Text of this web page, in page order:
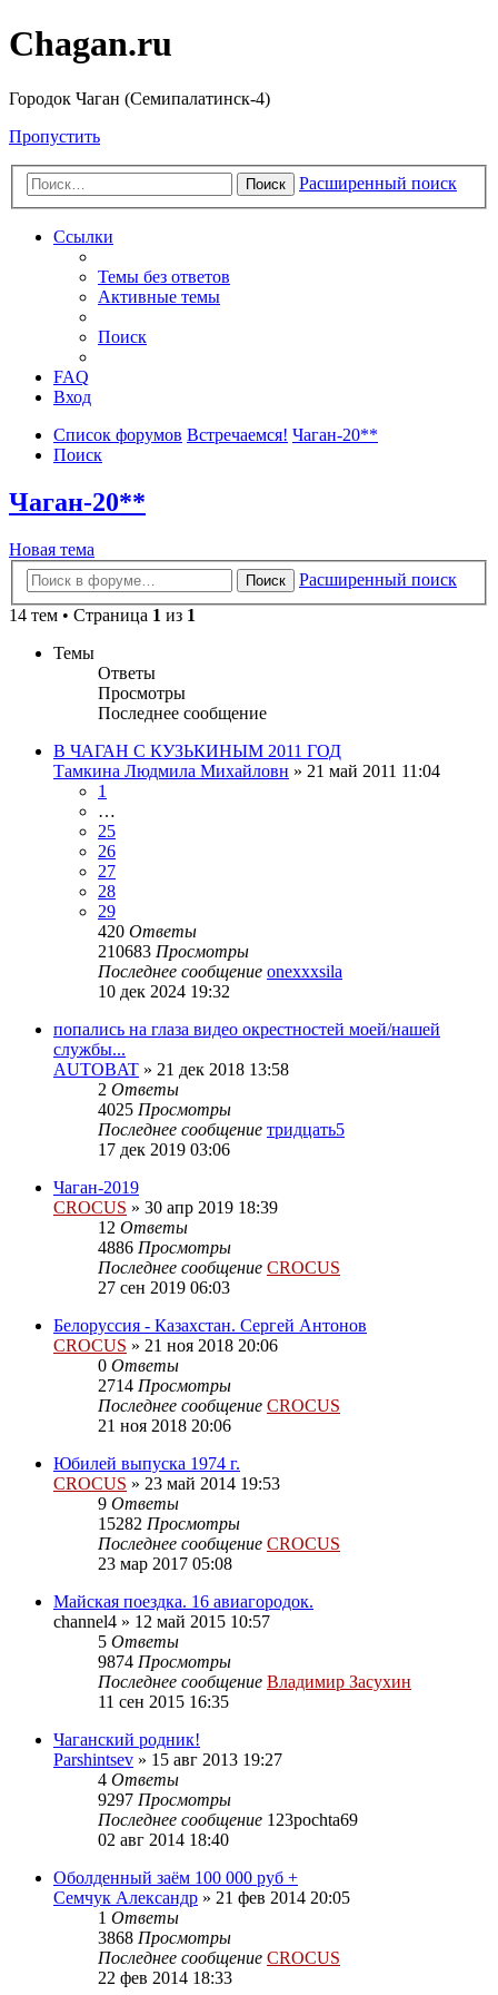
Chagan.ru
Городок Чаган (Семипалатинск-4)
Пропустить
Поиск Расширенный поиск
Ссылки
Темы без ответов
Активные темы
Поиск
FAQ
Вход
Список форумов Встречаемся! Чаган-20**
Поиск
Чаган-20**
Новая тема
Поиск
Расширенный поиск
14 тем • Страница 1 из 1
Темы
Ответы
Просмотры
Последнее сообщение
В ЧАГАН С КУЗЬКИНЫМ 2011 ГОД
Тамкина Людмила Михайловн » 21 май 2011 11:04
1
…
25
26
27
28
29
420 Ответы
210683 Просмотры
Последнее сообщение onexxxsila
10 дек 2024 19:32
попались на глаза видео окрестностей моей/нашей
службы...
AUTOBAT » 21 дек 2018 13:58
2 Ответы
4025 Просмотры
Последнее сообщение тридцать5
17 дек 2019 03:06
Чаган-2019
CROCUS » 30 апр 2019 18:39
12 Ответы
4886 Просмотры
Последнее сообщение CROCUS
27 сен 2019 06:03
Белоруссия - Казахстан. Сергей Антонов
CROCUS » 21 ноя 2018 20:06
0 Ответы
2714 Просмотры
Последнее сообщение CROCUS
21 ноя 2018 20:06
Юбилей выпуска 1974 г.
CROCUS » 23 май 2014 19:53
9 Ответы
15282 Просмотры
Последнее сообщение CROCUS
23 мар 2017 05:08
Майская поездка. 16 авиагородок.
channel4 » 12 май 2015 10:57
5 Ответы
9874 Просмотры
Последнее сообщение Владимир Засухин
11 сен 2015 16:35
Чаганский родник!
Parshintsev » 15 авг 2013 19:27
4 Ответы
9297 Просмотры
Последнее сообщение 123pochta69
02 авг 2014 18:40
Оболденный заём 100 000 руб +
Семчук Александр » 21 фев 2014 20:05
1 Ответы
3868 Просмотры
Последнее сообщение CROCUS
22 фев 2014 18:33